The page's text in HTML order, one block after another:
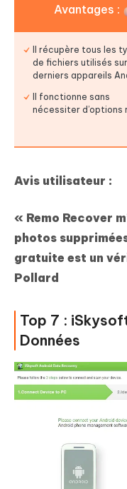
Avantages :
Il récupère tous les
de fichiers utilisés
derniers appareils
Il fonctionne sans
nécessiter d’options
Avis utilisateur :
« Remo Recover
photos
gratuite est un
Pollard
Top 7 :
Données